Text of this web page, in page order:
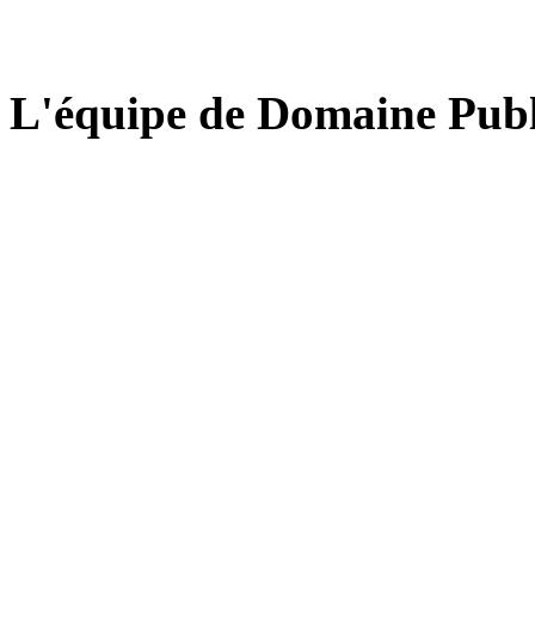
L'équipe de Domaine